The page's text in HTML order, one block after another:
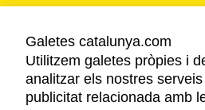
AVÍS LEGAL
Galetes catalunya.com
Utilitzem galetes pròpies i
analitzar els nostres
publicitat relacionada amb